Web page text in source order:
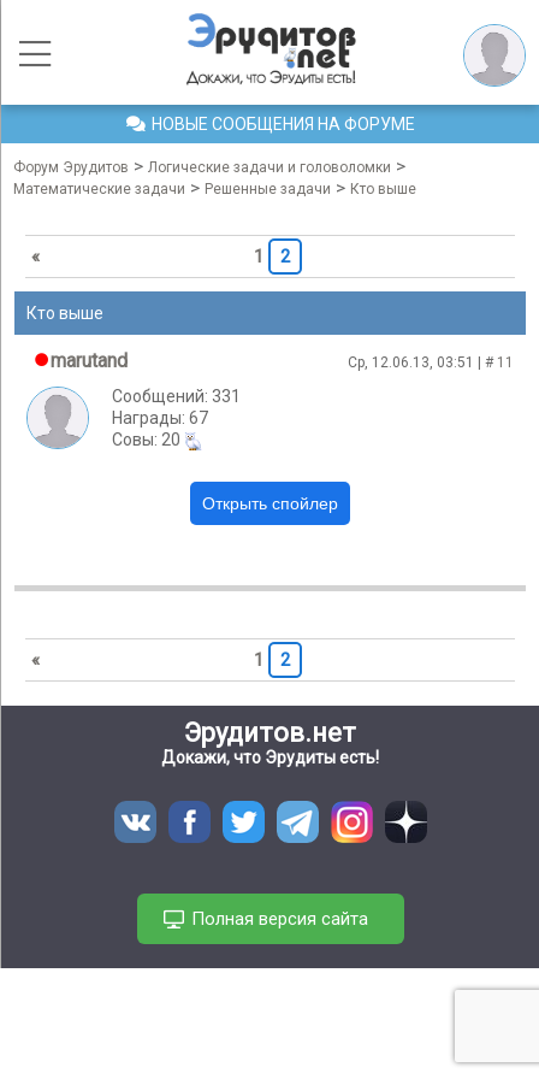
НОВЫЕ СООБЩЕНИЯ НА ФОРУМЕ
Форум Эрудитов > Логические задачи и головоломки >
Математические задачи > Решенные задачи > Кто выше
« 1 2
Кто выше
marutand Ср, 12.06.13, 03:51 | # 11
Сообщений: 331
Награды: 67
Cовы: 20
« 1 2
Эрудитов.нет
Докажи, что Эрудиты есть!
Полная версия сайта